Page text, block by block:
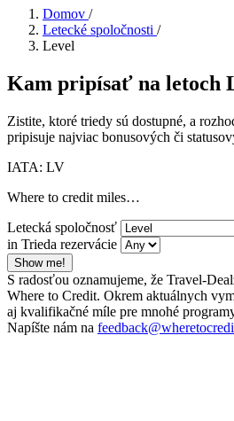
Domov /
Letecké spoločnosti /
Level
Kam pripísať na letoch
Zistite, ktoré triedy sú dostupné, a
pripisuje najviac bonusových či
IATA: LV
Where to credit miles…
Letecká spoločnosť
in Trieda rezervácie
Show me!
S radosťou oznamujeme, že Travel-
Where to Credit. Okrem aktuálnych
aj kvalifikačné míle pre mnohé
Napíšte nám na